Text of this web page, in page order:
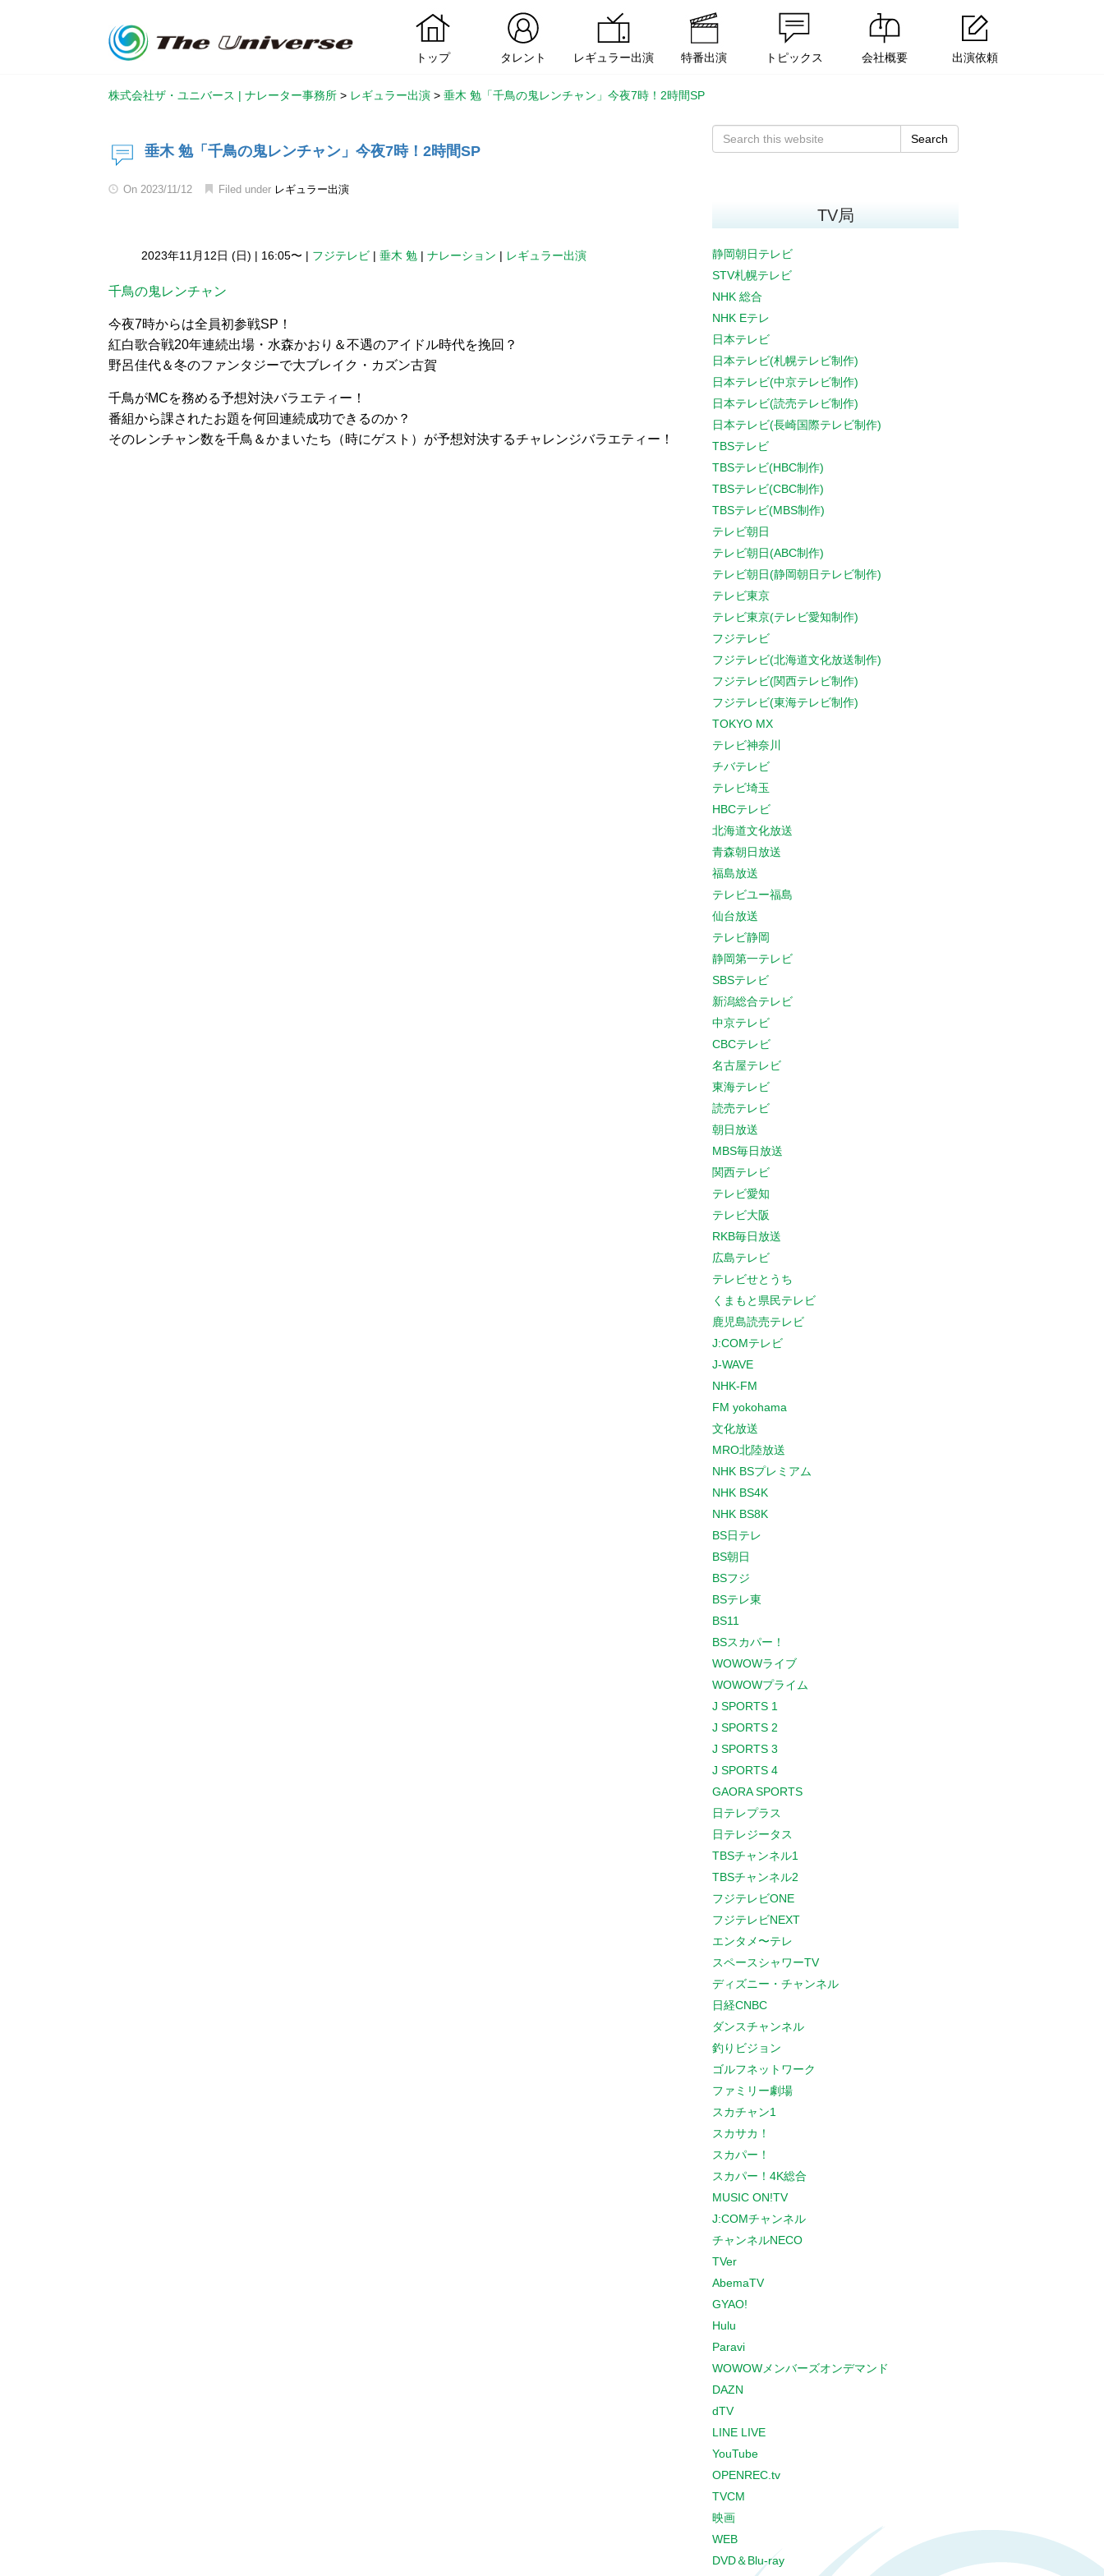
トップ タレント レギュラー出演 特番出演 トピックス 会社概要 出演依頼
株式会社ザ・ユニバース | ナレーター事務所 > レギュラー出演 > 垂木 勉「千鳥の鬼レンチャン」今夜7時！2時間SP
垂木 勉「千鳥の鬼レンチャン」今夜7時！2時間SP
On 2023/11/12 Filed under レギュラー出演
2023年11月12日 (日) | 16:05〜 | フジテレビ | 垂木 勉 | ナレーション | レギュラー出演
千鳥の鬼レンチャン
今夜7時からは全員初参戦SP！
紅白歌合戦20年連続出場・水森かおり＆不遇のアイドル時代を挽回？
野呂佳代＆冬のファンタジーで大ブレイク・カズン古賀
千鳥がMCを務める予想対決バラエティー！
番組から課されたお題を何回連続成功できるのか？
そのレンチャン数を千鳥＆かまいたち（時にゲスト）が予想対決するチャレンジバラエティー！
Search
TV局
静岡朝日テレビ
STV札幌テレビ
NHK 総合
NHK Eテレ
日本テレビ
日本テレビ(札幌テレビ制作)
日本テレビ(中京テレビ制作)
日本テレビ(読売テレビ制作)
日本テレビ(長崎国際テレビ制作)
TBSテレビ
TBSテレビ(HBC制作)
TBSテレビ(CBC制作)
TBSテレビ(MBS制作)
テレビ朝日
テレビ朝日(ABC制作)
テレビ朝日(静岡朝日テレビ制作)
テレビ東京
テレビ東京(テレビ愛知制作)
フジテレビ
フジテレビ(北海道文化放送制作)
フジテレビ(関西テレビ制作)
フジテレビ(東海テレビ制作)
TOKYO MX
テレビ神奈川
チバテレビ
テレビ埼玉
HBCテレビ
北海道文化放送
青森朝日放送
福島放送
テレビユー福島
仙台放送
テレビ静岡
静岡第一テレビ
SBSテレビ
新潟総合テレビ
中京テレビ
CBCテレビ
名古屋テレビ
東海テレビ
読売テレビ
朝日放送
MBS毎日放送
関西テレビ
テレビ愛知
テレビ大阪
RKB毎日放送
広島テレビ
テレビせとうち
くまもと県民テレビ
鹿児島読売テレビ
J:COMテレビ
J-WAVE
NHK-FM
FM yokohama
文化放送
MRO北陸放送
NHK BSプレミアム
NHK BS4K
NHK BS8K
BS日テレ
BS朝日
BSフジ
BSテレ東
BS11
BSスカパー！
WOWOWライブ
WOWOWプライム
J SPORTS 1
J SPORTS 2
J SPORTS 3
J SPORTS 4
GAORA SPORTS
日テレプラス
日テレジータス
TBSチャンネル1
TBSチャンネル2
フジテレビONE
フジテレビNEXT
エンタメ〜テレ
スペースシャワーTV
ディズニー・チャンネル
日経CNBC
ダンスチャンネル
釣りビジョン
ゴルフネットワーク
ファミリー劇場
スカチャン1
スカサカ！
スカパー！
スカパー！4K総合
MUSIC ON!TV
J:COMチャンネル
チャンネルNECO
TVer
AbemaTV
GYAO!
Hulu
Paravi
WOWOWメンバーズオンデマンド
DAZN
dTV
LINE LIVE
YouTube
OPENREC.tv
TVCM
映画
WEB
DVD＆Blu-ray